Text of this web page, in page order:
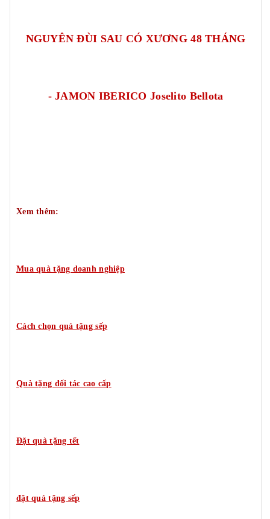
NGUYÊN ĐÙI SAU CÓ XƯƠNG 48 THÁNG
- JAMON IBERICO Joselito Bellota
Xem thêm:
Mua quà tặng doanh nghiệp
Cách chọn quà tặng sếp
Quà tặng đối tác cao cấp
Đặt quà tặng tết
đặt quà tặng sếp